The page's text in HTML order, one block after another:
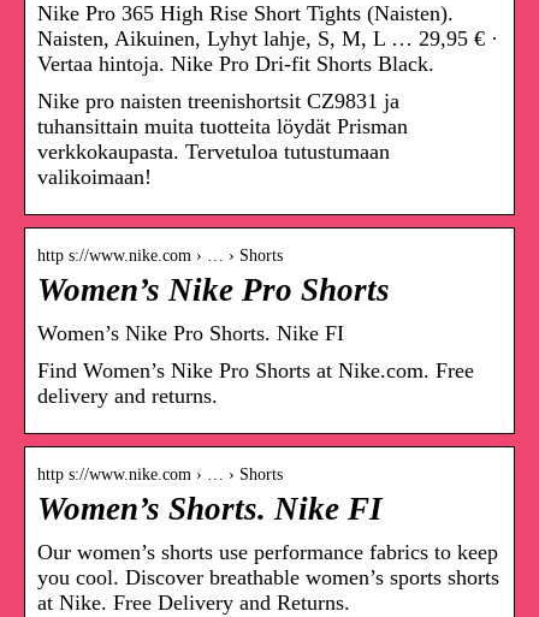
Nike Pro 365 High Rise Short Tights (Naisten).
Naisten, Aikuinen, Lyhyt lahje, S, M, L … 29,95 € ·
Vertaa hintoja. Nike Pro Dri-fit Shorts Black.
Nike pro naisten treenishortsit CZ9831 ja
tuhansittain muita tuotteita löydät Prisman
verkkokaupasta. Tervetuloa tutustumaan
valikoimaan!
http s://www.nike.com › … › Shorts
Women’s Nike Pro Shorts
Women’s Nike Pro Shorts. Nike FI
Find Women’s Nike Pro Shorts at Nike.com. Free
delivery and returns.
http s://www.nike.com › … › Shorts
Women’s Shorts. Nike FI
Our women’s shorts use performance fabrics to keep
you cool. Discover breathable women’s sports shorts
at Nike. Free Delivery and Returns.